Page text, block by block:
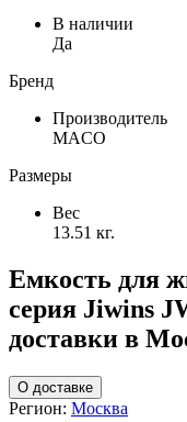
В наличии
Да
Бренд
Производитель
MACO
Размеры
Вес
13.51 кг.
Емкость для
серия Jiwins
доставки в
О доставке
Регион: Москва